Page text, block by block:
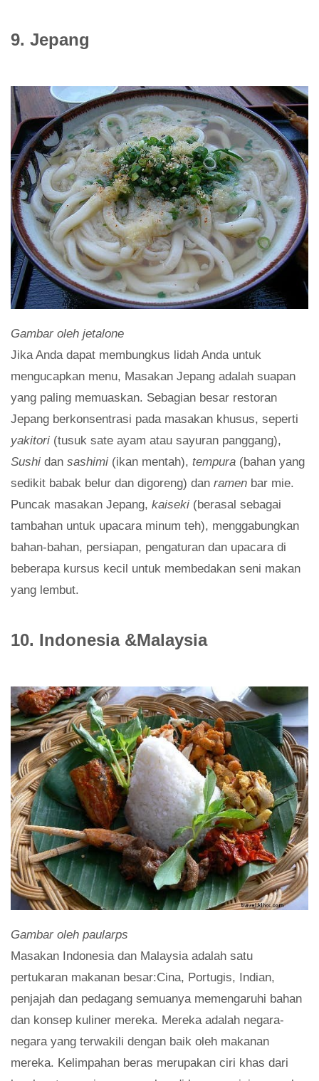
9. Jepang
Gambar oleh jetalone
Jika Anda dapat membungkus lidah Anda untuk
mengucapkan menu, Masakan Jepang adalah suapan
yang paling memuaskan. Sebagian besar restoran
Jepang berkonsentrasi pada masakan khusus, seperti
yakitori (tusuk sate ayam atau sayuran panggang),
Sushi dan sashimi (ikan mentah), tempura (bahan yang
sedikit babak belur dan digoreng) dan ramen bar mie.
Puncak masakan Jepang, kaiseki (berasal sebagai
tambahan untuk upacara minum teh), menggabungkan
bahan-bahan, persiapan, pengaturan dan upacara di
beberapa kursus kecil untuk membedakan seni makan
yang lembut.
10. Indonesia &Malaysia
Gambar oleh paularps
Masakan Indonesia dan Malaysia adalah satu
pertukaran makanan besar:Cina, Portugis, Indian,
penjajah dan pedagang semuanya memengaruhi bahan
dan konsep kuliner mereka. Mereka adalah negara-
negara yang terwakili dengan baik oleh makanan
mereka. Kelimpahan beras merupakan ciri khas dari